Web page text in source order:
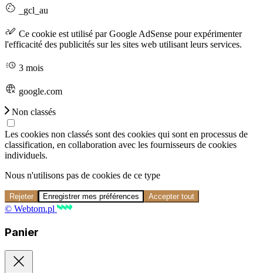
_gcl_au
Ce cookie est utilisé par Google AdSense pour expérimenter
l'efficacité des publicités sur les sites web utilisant leurs services.
3 mois
google.com
Non classés
Les cookies non classés sont des cookies qui sont en processus de
classification, en collaboration avec les fournisseurs de cookies
individuels.
Nous n'utilisons pas de cookies de ce type
Rejeter Enregistrer mes préférences Accepter tout
© Webtom.pl
Panier